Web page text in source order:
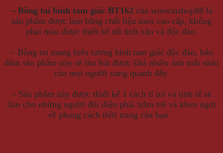
– Bông tai hình tam giác BT162 của winwinshop88 là
sản phẩm được làm bằng chất liệu inox cao cấp, không
phai màu được thiết kế rất tinh xảo và độc đáo.
– Bông tai mang biểu tượng hình tam giác độc đáo, bảo
đảm sản phẩm này sẽ thu hút được khá nhiều ánh mắt nhìn
của mọi người xung quanh đấy.
– Sản phẩm này được thiết kế 1 cách tỉ mỉ và tinh tế sẽ
làm cho những người đối diện phải trầm trồ và khen ngợi
về phong cách thời trang của bạn.